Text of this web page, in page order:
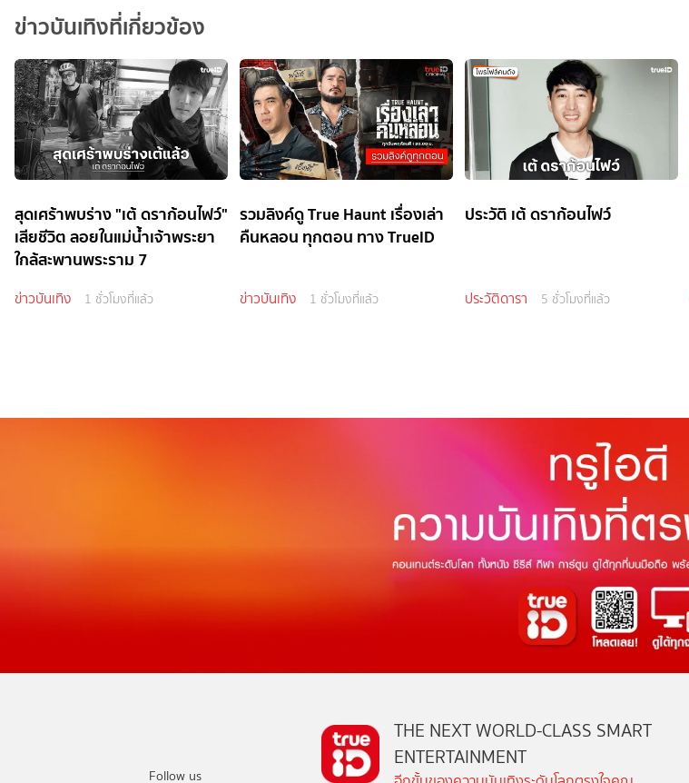
ข่าวบันเทิงที่เกี่ยวข้อง
สุดเศร้าพบร่าง "เต้ ดราก้อนไฟว์"
เสียชีวิต ลอยในแม่น้ำเจ้าพระยา
ใกล้สะพานพระราม 7
ข่าวบันเทิง 1 ชั่วโมงที่แล้ว
รวมลิงค์ดู True Haunt เรื่องเล่า
คืนหลอน ทุกตอน ทาง TrueID
ข่าวบันเทิง 1 ชั่วโมงที่แล้ว
ประวัติ เต้ ดราก้อนไฟว์
ประวัติดารา 5 ชั่วโมงที่แล้ว
Follow us
THE NEXT WORLD-CLASS SMART
ENTERTAINMENT